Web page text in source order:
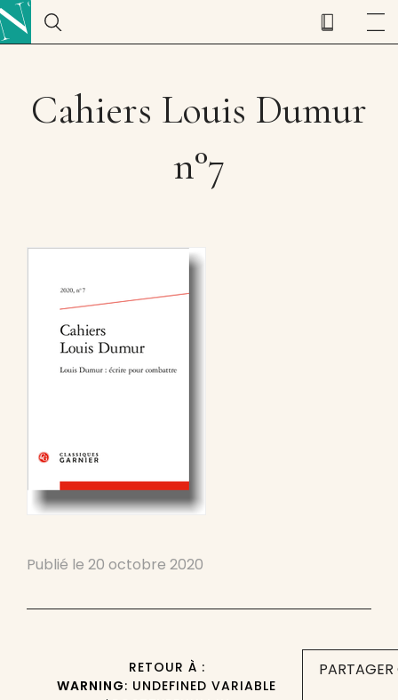
Cahiers Louis Dumur
n°7
Publié le 20 octobre 2020
RETOUR À :
WARNING: UNDEFINED VARIABLE